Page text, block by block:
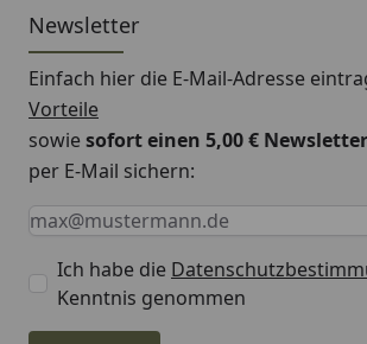
Newsletter
Einfach hier die E-Mail-Adresse
Vorteile
sowiesofort einen 5,00 €
per E-Mail sichern:
Keine Eingabe erforderlich
Eingabe erforderlich
E-Mail *
Ich habe die
Kenntnis genommen